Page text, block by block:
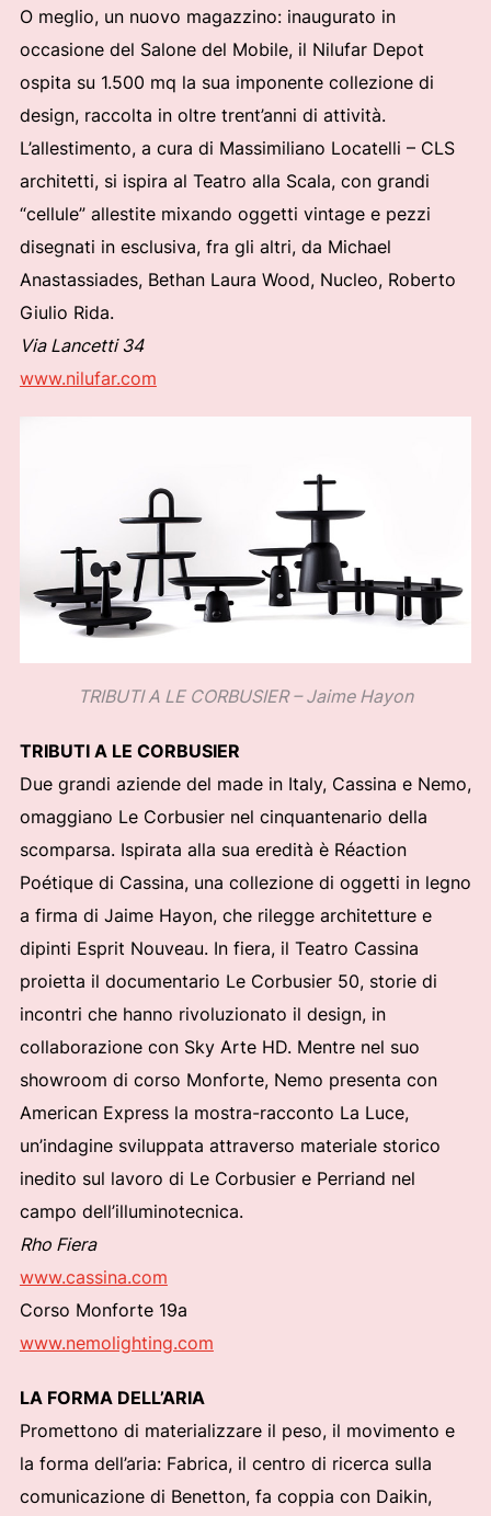
O meglio, un nuovo magazzino: inaugurato in
occasione del Salone del Mobile, il Nilufar Depot
ospita su 1.500 mq la sua imponente collezione di
design, raccolta in oltre trent’anni di attività.
L’allestimento, a cura di Massimiliano Locatelli – CLS
architetti, si ispira al Teatro alla Scala, con grandi
“cellule” allestite mixando oggetti vintage e pezzi
disegnati in esclusiva, fra gli altri, da Michael
Anastassiades, Bethan Laura Wood, Nucleo, Roberto
Giulio Rida.
Via Lancetti 34
www.nilufar.com
TRIBUTI A LE CORBUSIER – Jaime Hayon
TRIBUTI A LE CORBUSIER
Due grandi aziende del made in Italy, Cassina e Nemo,
omaggiano Le Corbusier nel cinquantenario della
scomparsa. Ispirata alla sua eredità è Réaction
Poétique di Cassina, una collezione di oggetti in legno
a firma di Jaime Hayon, che rilegge architetture e
dipinti Esprit Nouveau. In fiera, il Teatro Cassina
proietta il documentario Le Corbusier 50, storie di
incontri che hanno rivoluzionato il design, in
collaborazione con Sky Arte HD. Mentre nel suo
showroom di corso Monforte, Nemo presenta con
American Express la mostra-racconto La Luce,
un’indagine sviluppata attraverso materiale storico
inedito sul lavoro di Le Corbusier e Perriand nel
campo dell’illuminotecnica.
Rho Fiera
www.cassina.com
Corso Monforte 19a
www.nemolighting.com
LA FORMA DELL’ARIA
Promettono di materializzare il peso, il movimento e
la forma dell’aria: Fabrica, il centro di ricerca sulla
comunicazione di Benetton, fa coppia con Daikin,